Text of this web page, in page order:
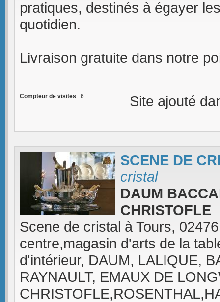
pratiques, destinés à égayer
quotidien.
Livraison gratuite dans notre
Compteur de visites : 6 Site ajouté
SCENE DE
cristal
DAUM
CHRISTOFLE
Scene de cristal à Tours,
centre,magasin d'arts de la
d'intérieur, DAUM, LALIQUE,
RAYNAULT, EMAUX DE